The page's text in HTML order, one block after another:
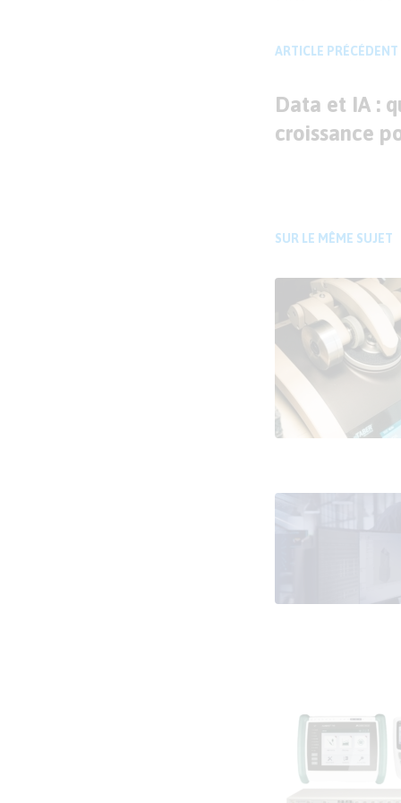
ARTICLE PRÉCÉDENT
Data et IA :
croissance
SUR LE MÊME SUJET